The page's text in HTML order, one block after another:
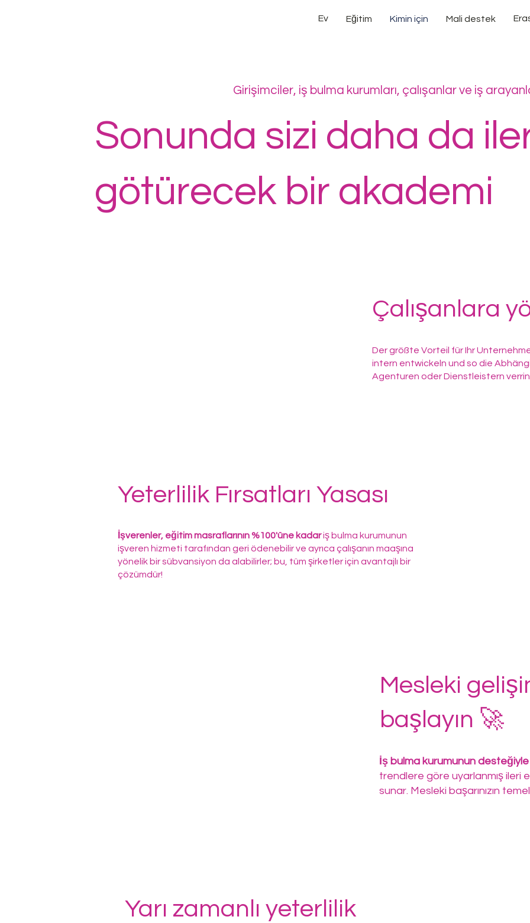
Ev Eğitim Kimin için Mali destek
Girişimciler, iş bulma kurumları, çalışanlar ve iş
Sonunda sizi daha da
götürecek bir akademi
Çalışanlara
Der größte Vorteil für Ihr
intern entwickeln und so die
Agenturen oder Dienstleistern
Yeterlilik Fırsatları Yasası
İşverenler, eğitim masraflarının %100'üne kadariş bulma kurumunun
işveren hizmeti tarafından geri ödenebilir ve ayrıca çalışanın maaşına
yönelik bir sübvansiyon da alabilirler; bu, tüm şirketler için avantajlı bir
çözümdür!
Mesleki
başlayın 🚀
İş bulma kurumunun desteğiyle
trendlere göre uyarlanmış ileri
sunar. Mesleki başarınızın
Yarı zamanlı yeterlilik